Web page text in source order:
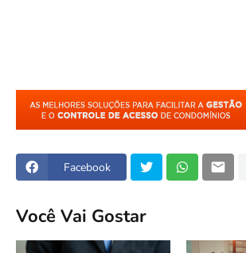
Facebook
Você Vai Gostar